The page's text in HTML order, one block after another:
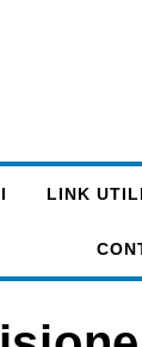
LINK UTILI